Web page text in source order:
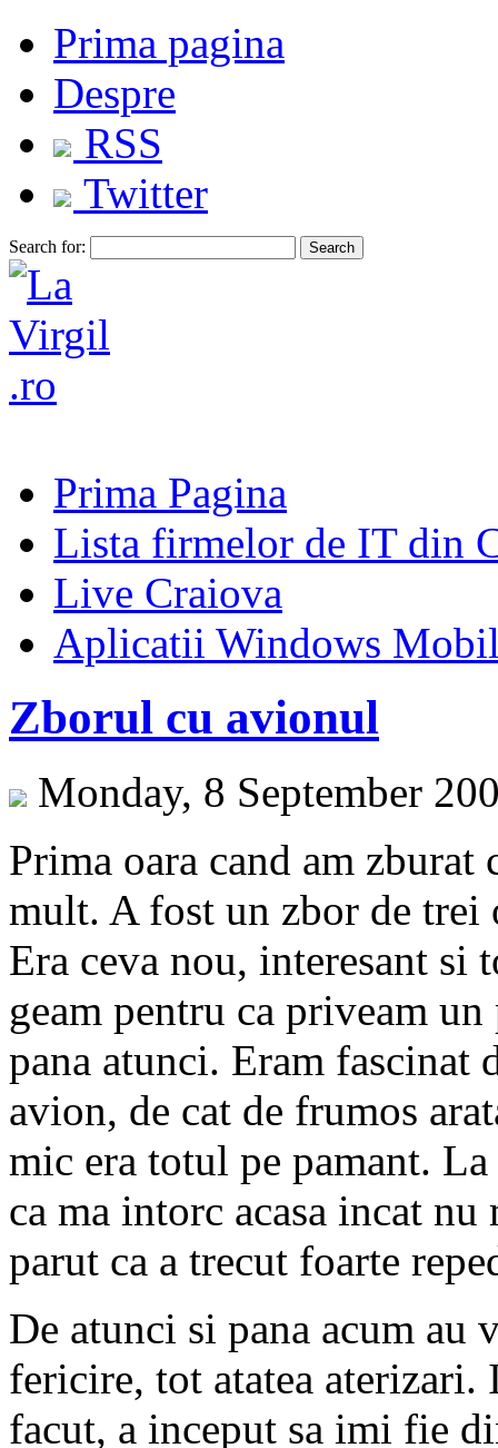
Prima pagina
Despre
RSS
Twitter
Search for:
Prima Pagina
Lista firmelor de IT din
Live Craiova
Aplicatii Windows
Zborul cu avionul
Monday, 8 September
Prima oara cand am
mult. A fost un zbor de trei
Era ceva nou, interesant si
geam pentru ca priveam
pana atunci. Eram fascinat
avion, de cat de frumos
mic era totul pe pamant.
ca ma intorc acasa incat
parut ca a trecut foarte
De atunci si pana acum au
fericire, tot atatea aterizari.
facut, a inceput sa imi fie